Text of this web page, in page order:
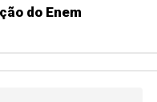
do Enem